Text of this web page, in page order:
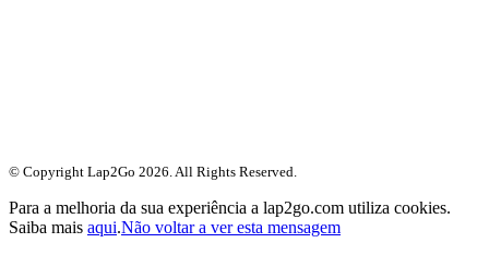
© Copyright Lap2Go 2026 . All Rights Reserved.
Para a melhoria da sua experiência a lap2go.com utiliza cookies.
Saiba mais aqui.Não voltar a ver esta mensagem